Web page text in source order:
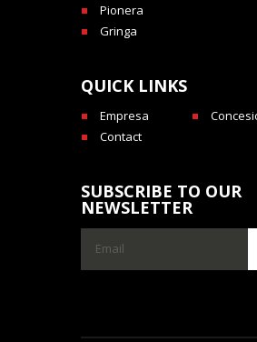
Pionera
Gringa
QUICK LINKS
Empresa
Contact
SUBSCRIBE TO OUR
NEWSLETTER